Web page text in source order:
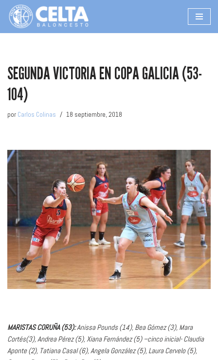
Saltar
SEGUNDA VICTORIA EN COPA GALICIA (53-
104)
por Carlos Colinas 18 septiembre, 2018
MARISTAS CORUÑA (53):Anissa Pounds (14), Bea Gómez (3), Mara
Cortés(3), Andrea Pérez (5), Xiana Fernández (5) –cinco inicial- Claudia
Aponte (2), Tatiana Casal (6), Angela González (5), Laura Cervelo (5),